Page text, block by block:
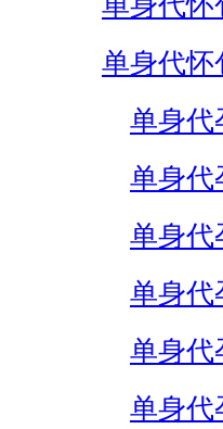
单身代怀
单身代
单身代
单身代
单身代
单身代
单身代